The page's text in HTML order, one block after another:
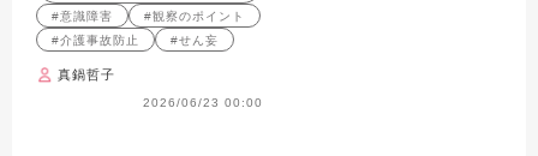
#意識障害
#観察のポイント
#介護事故防止
#せん妄
真鍋哲子
2026/06/23 00:00